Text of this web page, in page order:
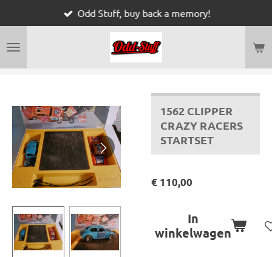
naar
Odd Stuff, buy back a memory!
1562 CLIPPER
CRAZY RACERS
STARTSET
€ 110,00
In
winkelwagen